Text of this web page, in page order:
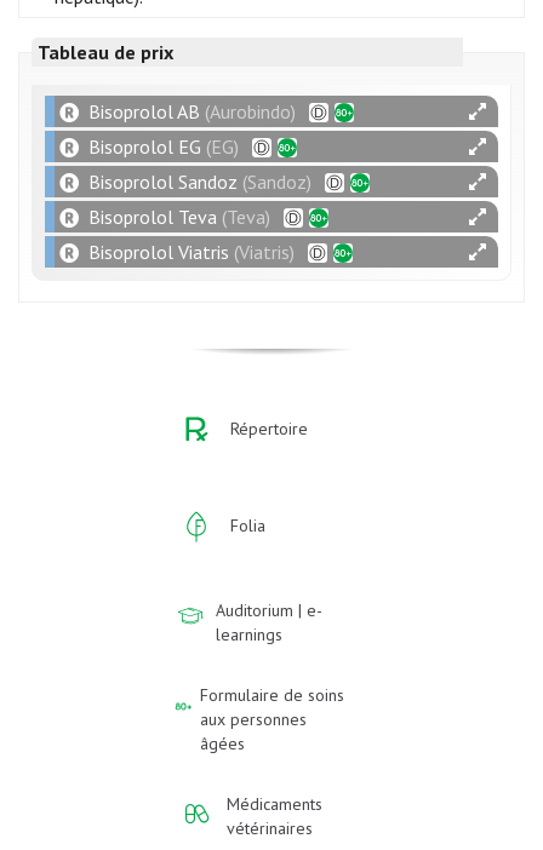
Tableau de prix
Bisoprolol AB (Aurobindo)
Bisoprolol EG (EG)
Bisoprolol Sandoz (Sandoz)
Bisoprolol Teva (Teva)
Bisoprolol Viatris (Viatris)
Répertoire
Folia
Auditorium | e-
learnings
Formulaire de soins
aux personnes
âgées
Médicaments
vétérinaires